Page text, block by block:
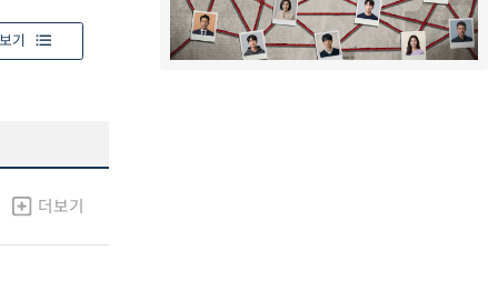
기
더보기